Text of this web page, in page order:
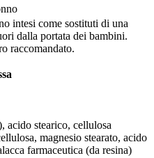
intesi come sostituti di una
dalla portata dei bambini.
raccomandato.
acido stearico, cellulosa
magnesio stearato, acido
farmaceutica (da resina)